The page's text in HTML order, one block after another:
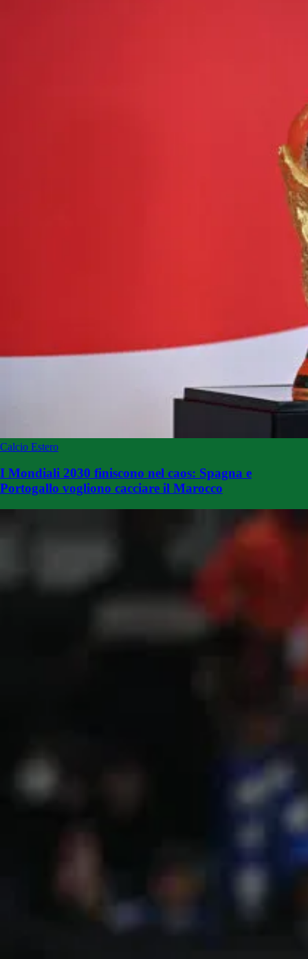
Calcio Estero
I Mondiali 2030 finiscono nel caos: Spagna e
Portogallo vogliono cacciare il Marocco